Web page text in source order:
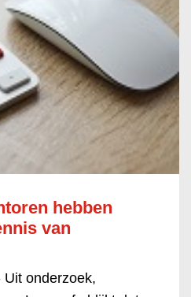
hebben
van
Uit onderzoek,